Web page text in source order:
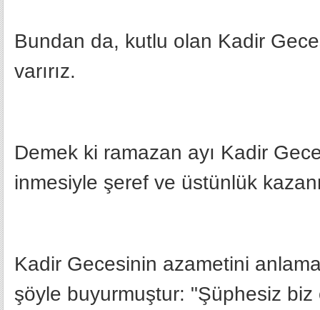
Bundan da, kutlu olan Kadir
varırız.
Demek ki ramazan ayı Kadir
inmesiyle şeref ve üstünlük
Kadir Gecesinin azametini
şöyle buyurmuştur: "Şüphesiz